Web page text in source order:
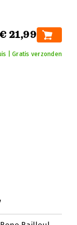
21,99
| Gratis verzonden